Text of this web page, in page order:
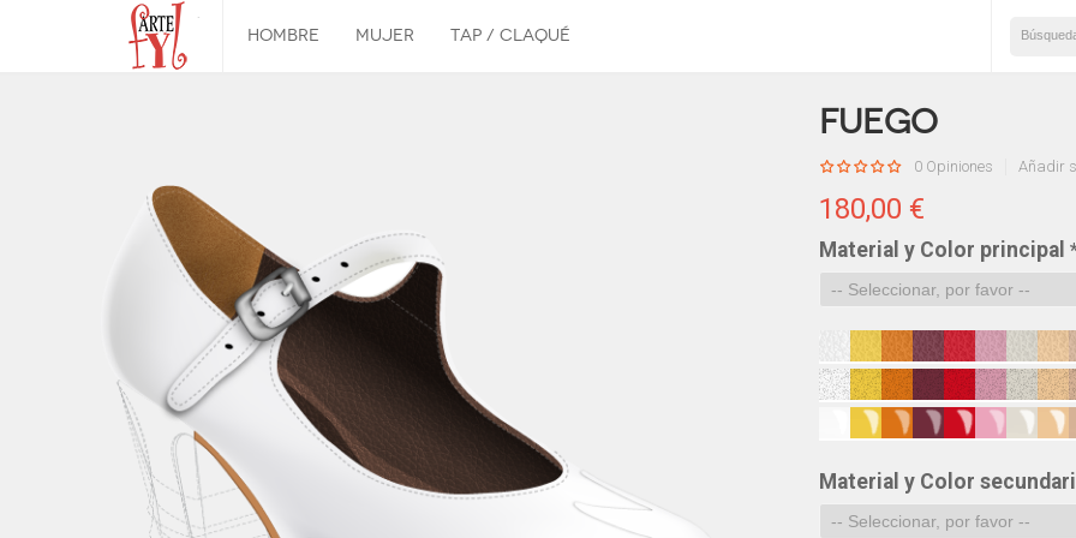
HOMBRE MUJER TAP / CLAQUÉ
Fuego
0 Opiniones Añadir
180,00 €
Material y Color principal
Material y Color